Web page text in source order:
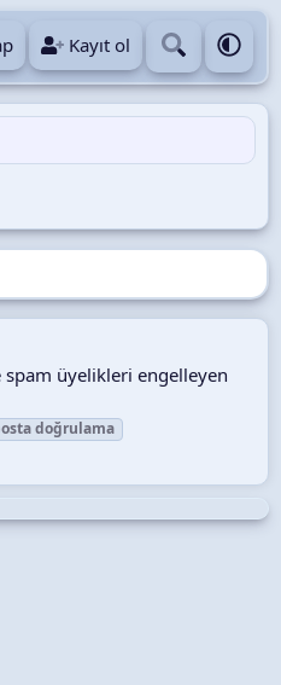
Kayıt ol
spam üyelikleri engelleyen
doğrulama